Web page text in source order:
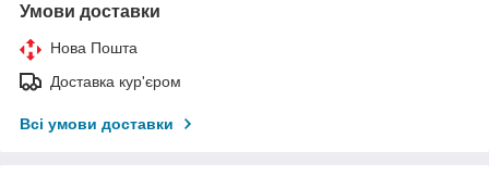
Умови доставки
Нова Пошта
Доставка кур'єром
Всі умови доставки